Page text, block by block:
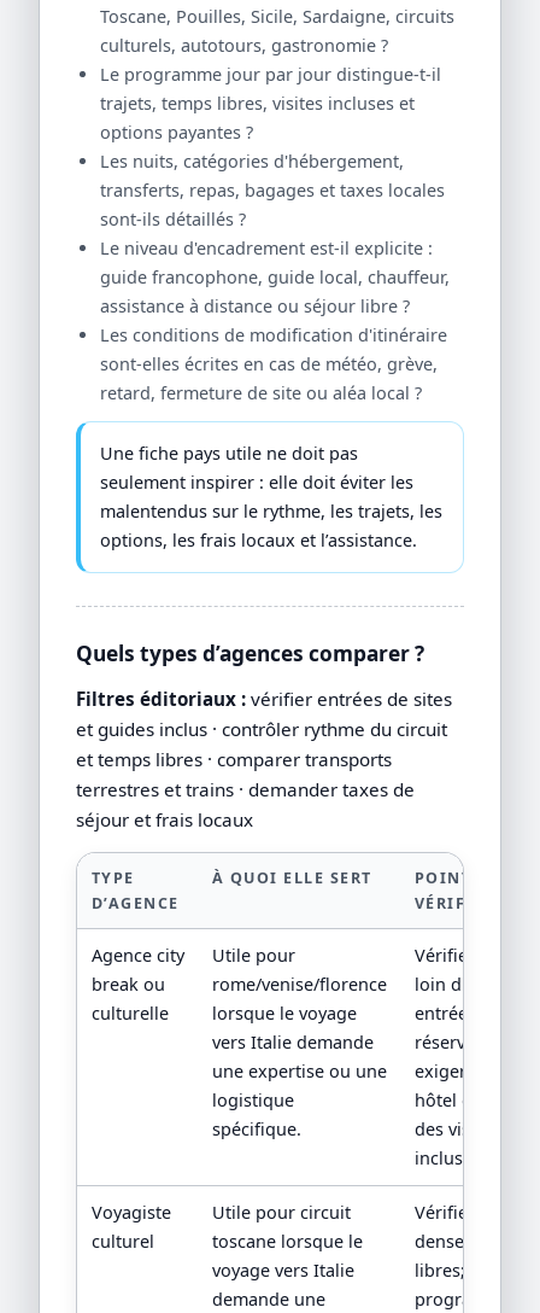
Toscane, Pouilles, Sicile, Sardaigne, circuits
culturels, autotours, gastronomie ?
Le programme jour par jour distingue-t-il
trajets, temps libres, visites incluses et
options payantes ?
Les nuits, catégories d'hébergement,
transferts, repas, bagages et taxes locales
sont-ils détaillés ?
Le niveau d'encadrement est-il explicite :
guide francophone, guide local, chauffeur,
assistance à distance ou séjour libre ?
Les conditions de modification d'itinéraire
sont-elles écrites en cas de météo, grève,
retard, fermeture de site ou aléa local ?
Une fiche pays utile ne doit pas
seulement inspirer : elle doit éviter les
malentendus sur le rythme, les trajets, les
options, les frais locaux et l’assistance.
Quels types d’agences comparer ?
Filtres éditoriaux : vérifier entrées de sites
et guides inclus · contrôler rythme du circuit
et temps libres · comparer transports
terrestres et trains · demander taxes de
séjour et frais locaux
TYPE
D’AGENCE
À QUOI ELLE SERT
POINT À
VÉRIFIER
Agence city
break ou
culturelle
Utile pour
rome/venise/florence
lorsque le voyage
vers Italie demande
une expertise ou une
logistique
spécifique.
Vérifier hôtel
loin du centre,
entrées non
réservées;
exiger adresse
hôtel et liste
des visites
incluses.
Voyagiste
culturel
Utile pour circuit
toscane lorsque le
voyage vers Italie
demande une
Vérifier rythme
dense et repas
libres; exiger
programme